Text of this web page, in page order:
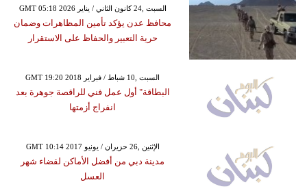
GMT 05:18 2026 السبت ,24 كانون الثاني / يناير
محافظ عدن يؤكد تأمين المظاهرات وضمان
حرية التعبير والحفاظ على الاستقرار
GMT 19:20 2018 السبت ,10 شباط / فبراير
البطاقة" أول عمل فني للراقصة جوهرة بعد
انفراج أزمتها
GMT 10:14 2017 الإثنين ,26 حزيران / يونيو
مدينة دبي من أفضل الأماكن لقضاء شهر
العسل